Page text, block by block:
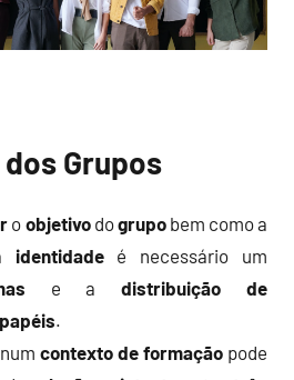
Grupos
o objetivodogrupobem como a
identidadeé necessário um
e adistribuição de
.
num contexto de formaçãopode